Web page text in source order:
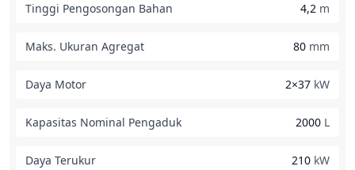
Tinggi Pengosongan Bahan 4,2 m
Maks. Ukuran Agregat 80 mm
Daya Motor 2×37 kW
Kapasitas Nominal Pengaduk 2000 L
Daya Terukur 210 kW